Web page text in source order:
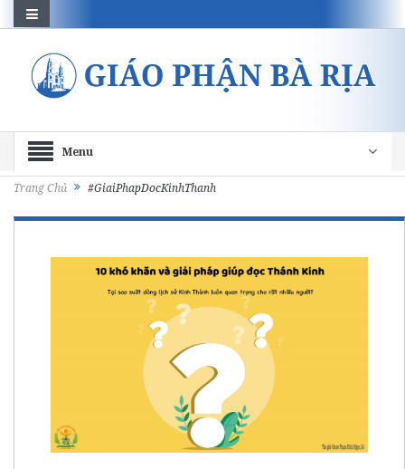
Menu
Trang Chủ #GiaiPhapDocKinhThanh